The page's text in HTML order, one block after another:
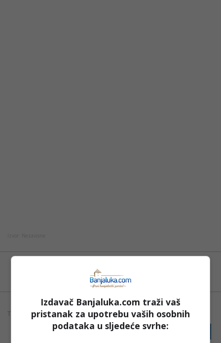
Možete nas pratiti i putem aplikacije za
Android
TAGOVI: BIJELJINA FOTO ODRON SAOBRAĆAJ TUZLA
PRIJAVI GREŠKU
Izdavač Banjaluka.com traži vaš
pristanak za upotrebu vaših osobnih
podataka u sljedeće svrhe: